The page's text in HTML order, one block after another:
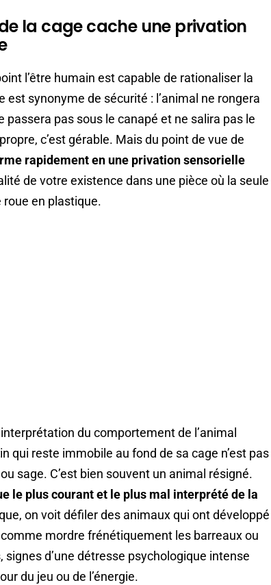
la cage cache une privation
l’être humain est capable de rationaliser la
est synonyme de sécurité : l’animal ne rongera
passera pas sous le canapé et ne salira pas le
c’est gérable. Mais du point de vue de
rapidement en une privation sensorielle
de votre existence dans une pièce où la seule
en plastique.
du comportement de l’animal
qui reste immobile au fond de sa cage n’est pas
sage. C’est bien souvent un animal résigné.
le plus courant et le plus mal interprété de la
on voit défiler des animaux qui ont développé
mordre frénétiquement les barreaux ou
d’une détresse psychologique intense
du jeu ou de l’énergie.